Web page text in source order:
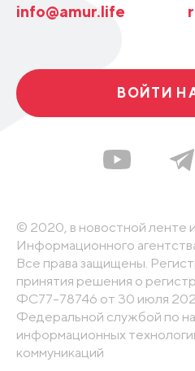
info@amur.life
ВОЙТИ
© 2020, в новостной ленте
Информационного
Все права защищены.
принятия решения о
ФС77-78746 от 30 июля
Федеральной службой по
информационных
коммуникаций